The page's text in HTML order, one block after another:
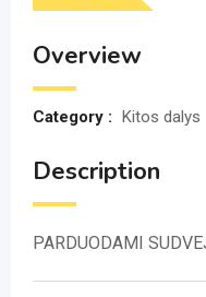
Overview
Category : Kitos dalys
Description
PARDUODAMI